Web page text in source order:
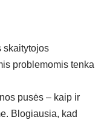
skaitytojos
problemomis tenka
pusės – kaip ir
Blogiausia, kad